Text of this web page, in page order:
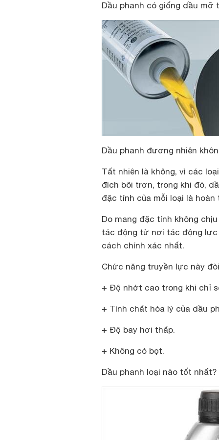
Dầu phanh có giống dầu
Dầu phanh đương nhiên
Tất nhiên là không, vì các
đích bôi trơn, trong khi đó,
đặc tính của mỗi loại là hoàn
Do mang đặc tính không
tác động từ nơi tác động lực
cách chính xác nhất.
Chức năng truyền lực này
+ Độ nhớt cao trong khi chỉ
+ Tính chất hóa lý của dầu
+ Độ bay hơi thấp.
+ Không có bọt.
Dầu phanh loại nào tốt nhất?